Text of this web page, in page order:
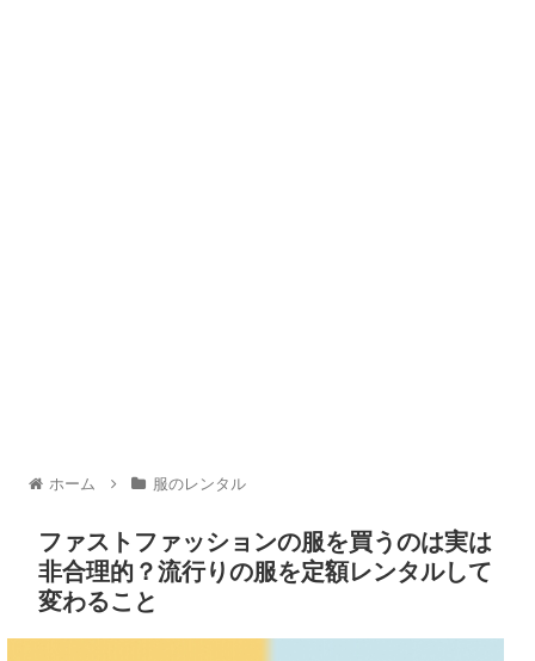
ホーム 服のレンタル
ファストファッションの服を買うのは実は
非合理的？流行りの服を定額レンタルして
変わること